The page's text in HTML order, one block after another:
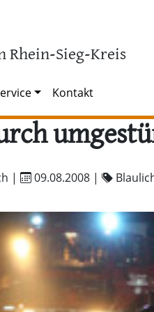
Rhein-Sieg-Kreis
Kontakt
| 09.08.2008 |